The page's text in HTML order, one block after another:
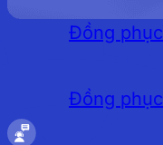
Đồng
Đồng